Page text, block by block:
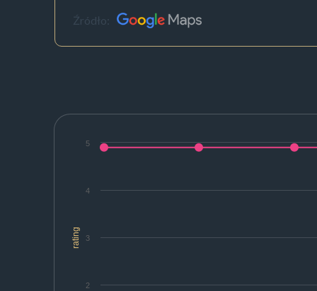
Źródło:
rating
2
3
4
5